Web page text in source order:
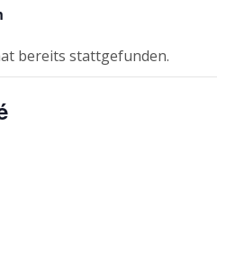
bereits stattgefunden.